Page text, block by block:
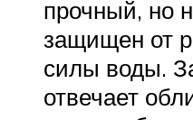
прочный, но
защищен от
силы воды.
отвечает